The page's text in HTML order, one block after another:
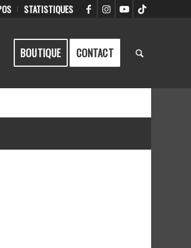
STATISTIQUES
BOUTIQUE CONTACT